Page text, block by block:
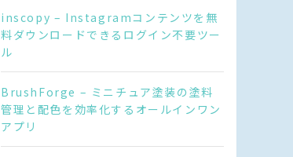
inscopy – Instagramコンテンツを無
料ダウンロードできるログイン不要ツー
ル
BrushForge – ミニチュア塗装の塗料
管理と配色を効率化するオールインワン
アプリ